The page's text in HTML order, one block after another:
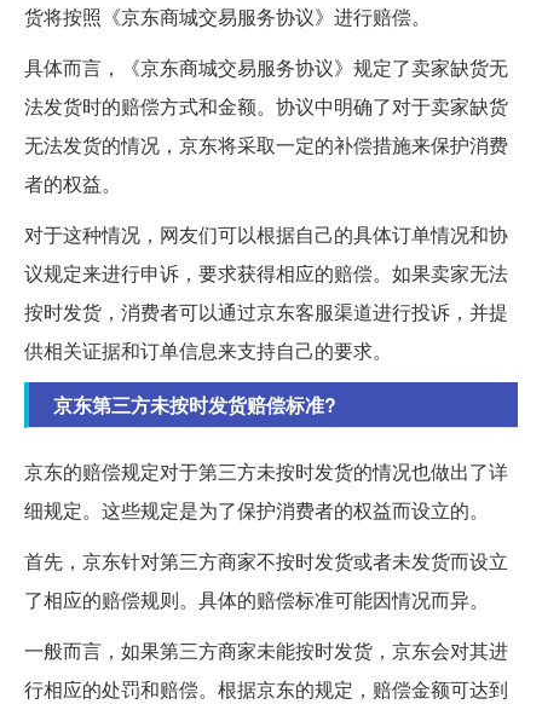
货将按照《京东商城交易服务协议》进行赔偿。
具体而言，《京东商城交易服务协议》规定了卖家缺货无
法发货时的赔偿方式和金额。协议中明确了对于卖家缺货
无法发货的情况，京东将采取一定的补偿措施来保护消费
者的权益。
对于这种情况，网友们可以根据自己的具体订单情况和协
议规定来进行申诉，要求获得相应的赔偿。如果卖家无法
按时发货，消费者可以通过京东客服渠道进行投诉，并提
供相关证据和订单信息来支持自己的要求。
京东第三方未按时发货赔偿标准?
京东的赔偿规定对于第三方未按时发货的情况也做出了详
细规定。这些规定是为了保护消费者的权益而设立的。
首先，京东针对第三方商家不按时发货或者未发货而设立
了相应的赔偿规则。具体的赔偿标准可能因情况而异。
一般而言，如果第三方商家未能按时发货，京东会对其进
行相应的处罚和赔偿。根据京东的规定，赔偿金额可达到